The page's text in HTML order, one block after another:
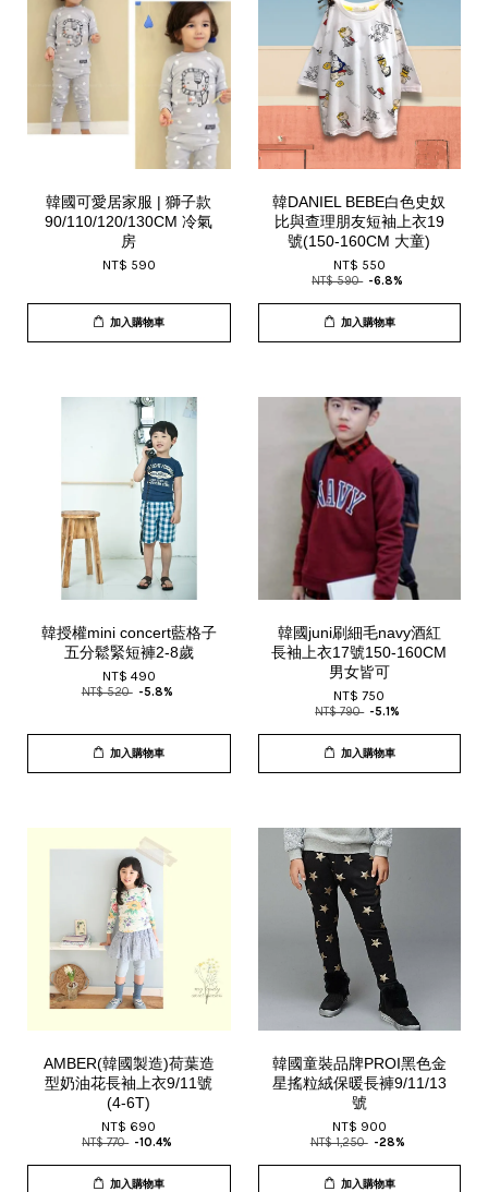
韓國可愛居家服 | 獅子款
90/110/120/130CM 冷氣
房
NT$ 590
加入購物車
韓DANIEL BEBE白色史奴
比與查理朋友短袖上衣19
號(150-160CM 大童)
NT$ 550
NT$ 590 -6.8%
加入購物車
韓授權mini concert藍格子
五分鬆緊短褲2-8歲
NT$ 490
NT$ 520 -5.8%
加入購物車
韓國juni刷細毛navy酒紅
長袖上衣17號150-160CM
男女皆可
NT$ 750
NT$ 790 -5.1%
加入購物車
AMBER(韓國製造)荷葉造
型奶油花長袖上衣9/11號
(4-6T)
NT$ 690
NT$ 770 -10.4%
加入購物車
韓國童裝品牌PROI黑色金
星搖粒絨保暖長褲9/11/13
號
NT$ 900
NT$ 1,250 -28%
加入購物車